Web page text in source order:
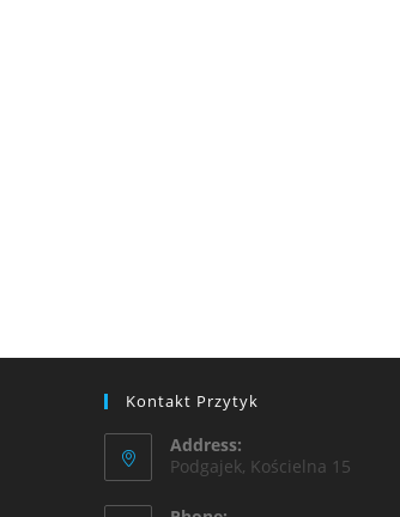
Kontakt Przytyk
Address:
Podgajek, Kościelna 15